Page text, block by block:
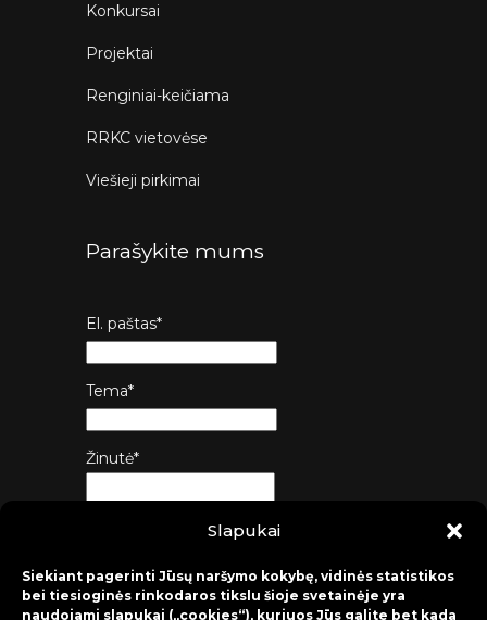
Slapukai
Siekiant pagerinti Jūsų naršymo kokybę, vidinės statistikos
bei tiesioginės rinkodaros tikslu šioje svetainėje yra
naudojami slapukai („cookies“), kuriuos Jūs galite bet kada
Konkursai
Projektai
Renginiai-keičiama
RRKC vietovėse
Viešieji pirkimai
Parašykite mums
El. paštas*
Tema*
Žinutė*